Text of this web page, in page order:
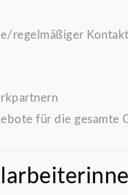
regelmäßiger Kontakt
für die gesamte